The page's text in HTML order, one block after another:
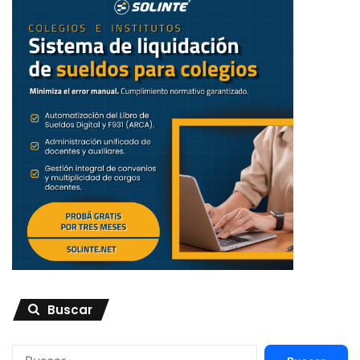
centralizada: el número de ministerios puede variar según
las prioridades gubernamentales, pero el Primer Ministro
mantiene un rol de coordinación que asegura coherencia
política. Además, la distinción entre ministerios plenos,
ministerios delegados y secretarios de Estado permite
gradaciones de importancia y especialización que pueden
adaptarse a circunstancias cambiantes.
Quizás la lección más instructiva viene de las experiencias
de reforma recientes. La Argentina de Javier Milei, que
redujo drásticamente de 18 a 8 ministerios, ofrece un caso
de estudio sobre los riesgos de cambios abruptos y
excesivamente radicales. Si bien es temprano para evaluar
sugieren que la velocidad y profundidad de la reforma han
generado disrupciones en servicios públicos esenciales y
resistencia social significativa.
Buscar
Buscar: